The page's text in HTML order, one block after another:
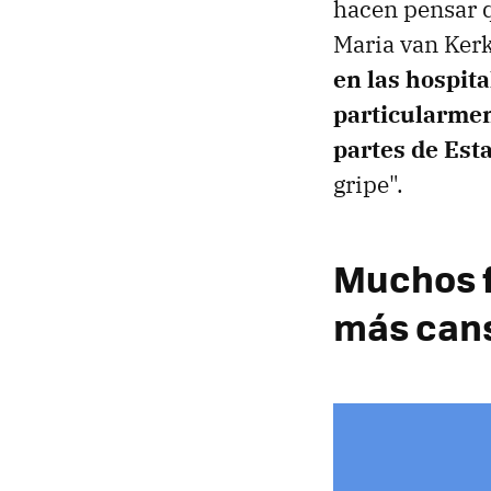
hacen pensar
Maria van
en las
partes de
gripe".
Muchos
más